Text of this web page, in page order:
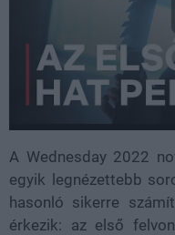
A Wednesday 2022
egyik legnézettebb
hasonló sikerre
érkezik: az első